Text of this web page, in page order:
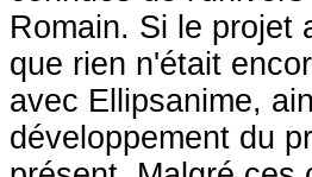
Romain. Si le projet
que rien n'était
avec Ellipsanime,
développement du